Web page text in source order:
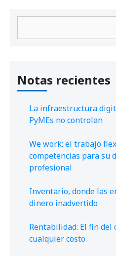
Notas recientes
La infraestructura
PyMEs no controlan
We work: el trabajo
competencias para su
profesional
Inventario, donde las
dinero inadvertido
Rentabilidad: El fin del
cualquier costo